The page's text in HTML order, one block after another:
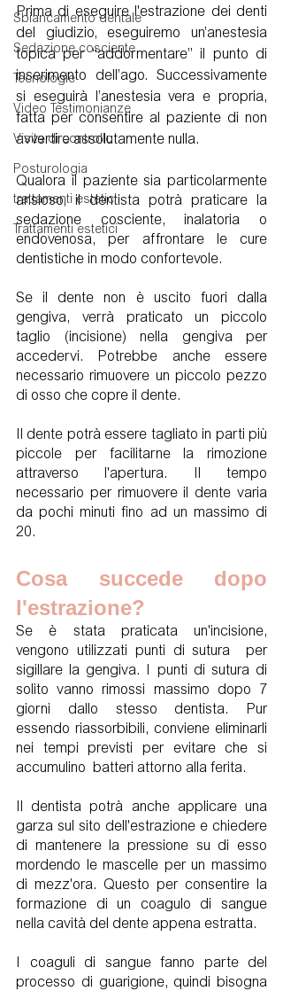
Sbiancamento dentale
Sedazione cosciente
Tecnologie
Video Testimonianze
Visita di controllo
Posturologia
trattamenti estetici
Trattamenti estetici
Prima di eseguire l'estrazione dei denti
del giudizio, eseguiremo un’anestesia
topica per “addormentare” il punto di
inserimento dell’ago. Successivamente
si eseguirà l’anestesia vera e propria,
fatta per consentire al paziente di non
avvertire assolutamente nulla.
Qualora il paziente sia particolarmente
ansioso, il dentista potrà praticare la
sedazione cosciente, inalatoria o
endovenosa, per affrontare le cure
dentistiche in modo confortevole.
Se il dente non è uscito fuori dalla
gengiva, verrà praticato un piccolo
taglio (incisione) nella gengiva per
accedervi. Potrebbe anche essere
necessario rimuovere un piccolo pezzo
di osso che copre il dente.
Il dente potrà essere tagliato in parti più
piccole per facilitarne la rimozione
attraverso l'apertura. Il tempo
necessario per rimuovere il dente varia
da pochi minuti fino ad un massimo di
20.
Cosa succede dopo
l'estrazione?
Se è stata praticata un'incisione,
vengono utilizzati punti di sutura  per
sigillare la gengiva. I punti di sutura di
solito vanno rimossi massimo dopo 7
giorni dallo stesso dentista. Pur
essendo riassorbibili, conviene eliminarli
nei tempi previsti per evitare che si
accumulino  batteri attorno alla ferita.
Il dentista potrà anche applicare una
garza sul sito dell'estrazione e chiedere
di mantenere la pressione su di esso
mordendo le mascelle per un massimo
di mezz'ora. Questo per consentire la
formazione di un coagulo di sangue
nella cavità del dente appena estratta.
I coaguli di sangue fanno parte del
processo di guarigione, quindi bisogna